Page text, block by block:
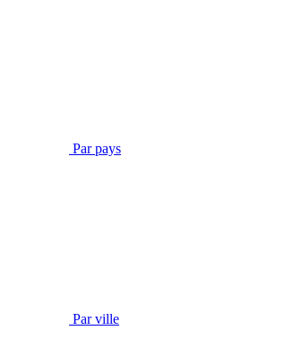
Par pays
Par ville